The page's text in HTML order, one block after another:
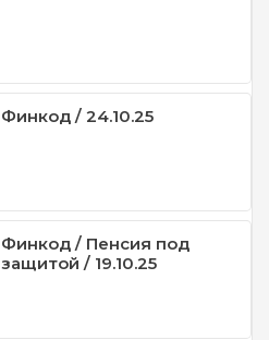
Финкод / 24.10.25
Финкод / Пенсия под
защитой / 19.10.25